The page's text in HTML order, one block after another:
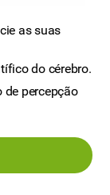
as suas
do cérebro.
percepção